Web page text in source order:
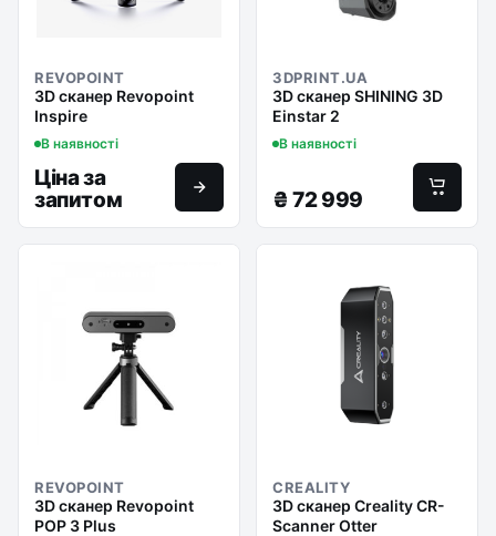
REVOPOINT
3D сканер Revopoint
Inspire
В наявності
Ціна за
запитом
3DPRINT.UA
3D сканер SHINING 3D
Einstar 2
В наявності
₴ 72 999
REVOPOINT
3D сканер Revopoint
POP 3 Plus
CREALITY
3D сканер Creality CR-
Scanner Otter